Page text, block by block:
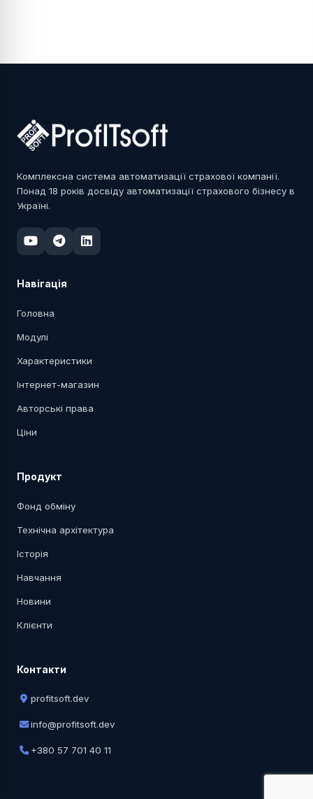
Комплексна система автоматизації страхової компанії.
Понад 18 років досвіду автоматизації страхового бізнесу в
Україні.
Навігація
Головна
Модулі
Характеристики
Інтернет-магазин
Авторські права
Ціни
Продукт
Фонд обміну
Технічна архітектура
Історія
Навчання
Новини
Клієнти
Контакти
profitsoft.dev
info@profitsoft.dev
+380 57 701 40 11